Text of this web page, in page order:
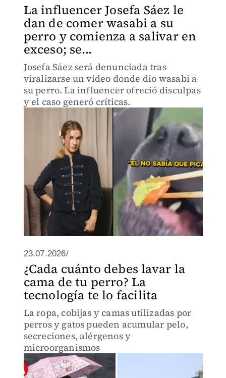
La influencer Josefa Sáez le
dan de comer wasabi a su
perro y comienza a salivar en
exceso; se...
Josefa Sáez será denunciada tras
viralizarse un video donde dio wasabi a
su perro. La influencer ofreció disculpas
y el caso generó críticas.
23.07.2026/
¿Cada cuánto debes lavar la
cama de tu perro? La
tecnología te lo facilita
La ropa, cobijas y camas utilizadas por
perros y gatos pueden acumular pelo,
secreciones, alérgenos y
microorganismos